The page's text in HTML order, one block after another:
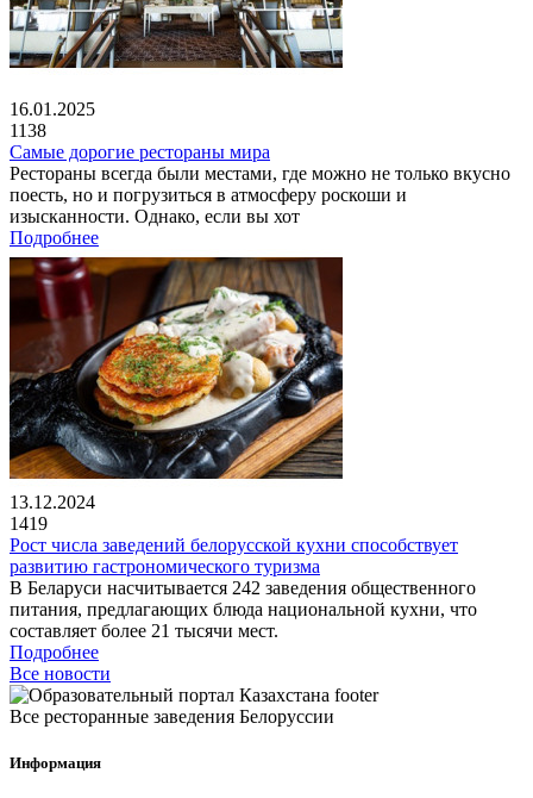
16.01.2025
1138
Самые дорогие рестораны мира
Рестораны всегда были местами, где можно не только вкусно
поесть, но и погрузиться в атмосферу роскоши и
изысканности. Однако, если вы хот
Подробнее
13.12.2024
1419
Рост числа заведений белорусской кухни способствует
развитию гастрономического туризма
В Беларуси насчитывается 242 заведения общественного
питания, предлагающих блюда национальной кухни, что
составляет более 21 тысячи мест.
Подробнее
Все новости
Все ресторанные заведения Белоруссии
Информация